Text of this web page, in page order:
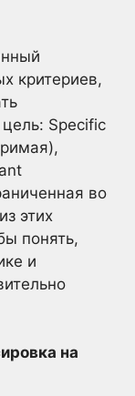
критериев,
Specific
во
этих
понять,
и
на